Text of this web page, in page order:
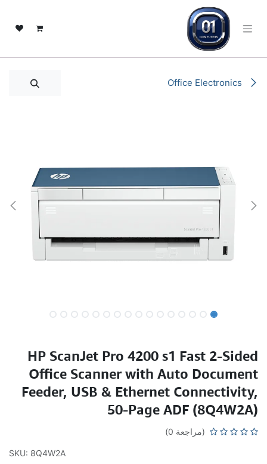
HP ScanJet Pro 4200 s1 Fast 2-Sided
Office Scanner with Auto Document
Feeder, USB & Ethernet Connectivity,
50-Page ADF (8Q4W2A)
(مراجعة 0)
SKU: 8Q4W2A